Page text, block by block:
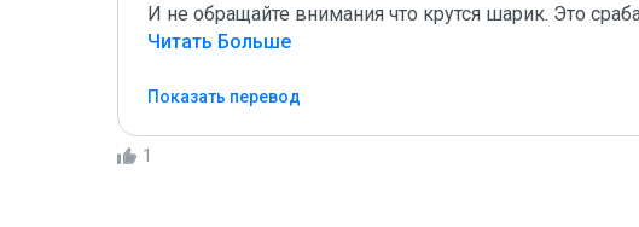
И не обращайте внимания что крутся шарик. Это
Читать Больше
Показать перевод
1